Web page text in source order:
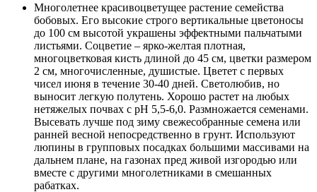
Многолетнее красивоцветущее растение семейства
бобовых. Его высокие строго вертикальные цветоносы
до 100 см высотой украшены эффектными пальчатыми
листьями. Соцветие – ярко-желтая плотная,
многоцветковая кисть длиной до 45 см, цветки размером
2 см, многочисленные, душистые. Цветет с первых
чисел июня в течение 30-40 дней. Светолюбив, но
выносит легкую полутень. Хорошо растет на любых
нетяжелых почвах с рН 5,5-6,0. Размножается семенами.
Высевать лучше под зиму свежесобранные семена или
ранней весной непосредственно в грунт. Используют
люпины в групповых посадках большими массивами на
дальнем плане, на газонах пред живой изгородью или
вместе с другими многолетниками в смешанных
рабатках.